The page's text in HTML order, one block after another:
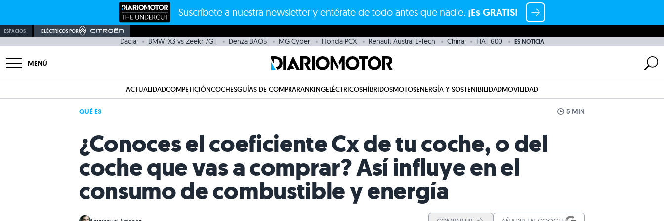
Suscríbete a nuestra newsletter y entérate de todo antes que nadie. ¡Es GRATIS!
ESPACIOS ELÉCTRICOS POR
Dacia BMW iX3 vs Zeekr 7GT Denza BAO5 MG Cyber Honda PCX Renault Austral E-Tech China FIAT 600 ES NOTICIA
MENÚ
ACTUALIDADCOMPETICIÓNCOCHESGUÍAS DE COMPRARANKINGELÉCTRICOSHÍBRIDOSMOTOSENERGÍA Y SOSTENIBILIDADMOVILIDAD
QUÉ ES 5 MIN
¿Conoces el coeficiente Cx de tu coche, o del
coche que vas a comprar? Así influye en el
consumo de combustible y energía